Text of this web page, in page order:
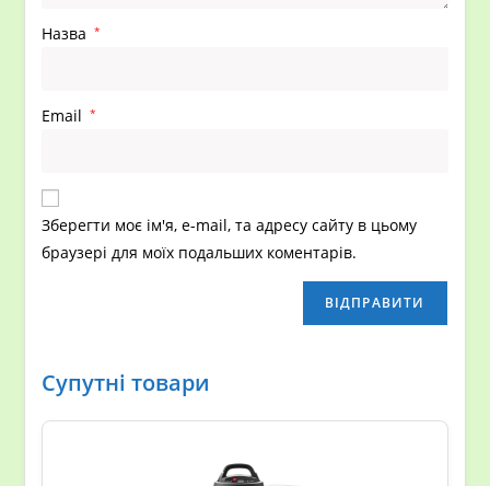
Назва *
Email *
Зберегти моє ім'я, e-mail, та адресу сайту в цьому
браузері для моїх подальших коментарів.
Супутні товари